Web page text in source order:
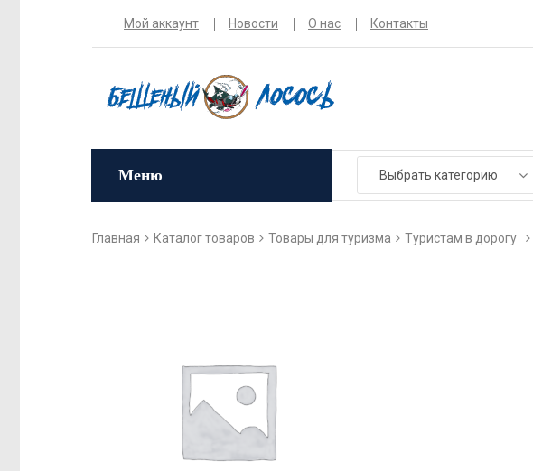
Мой аккаунт Новости О нас Контакты
Меню
Главная Каталог товаров Товары для туризма Туристам в дорогу